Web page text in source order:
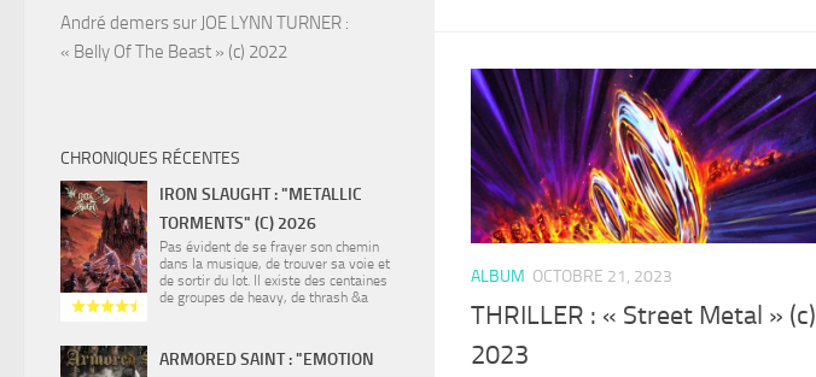
ALBUM OCTOBRE 21, 2023
THRILLER : « Street Metal » (c)
2023
André demerssur JOE LYNN TURNER :
« Belly Of The Beast » (c) 2022
CHRONIQUES RÉCENTES
IRON SLAUGHT : "METALLIC
TORMENTS" (C) 2026
Pas évident de se frayer son chemin
dans la musique, de trouver sa voie et
de sortir du lot. Il existe des centaines
de groupes de heavy, de thrash &a
ARMORED SAINT : "EMOTION